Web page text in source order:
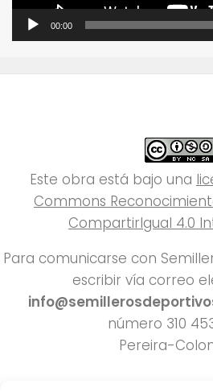
00:00
Este obra está bajo una
Commons
CompartirIgual 4.0
Para comunicarse con
escribir vía correo
número 310
Pereira-